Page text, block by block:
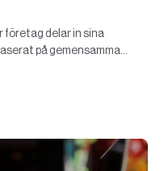
företag delar in sina
på gemensamma